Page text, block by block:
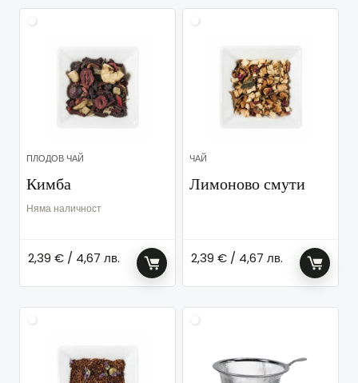
ПЛОДОВ ЧАЙ
Кимба
Няма наличност
2,39€ / 4,67 лв.
ЧАЙ
Лимоново смути
2,39€ / 4,67 лв.